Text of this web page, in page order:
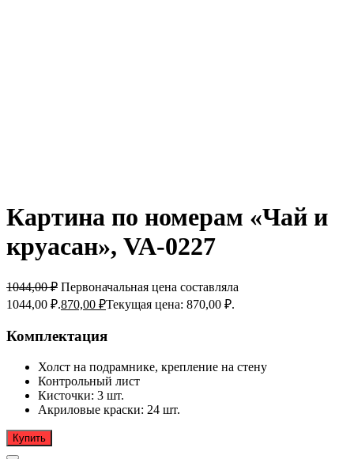
Картина по номерам «Чай и
круасан», VA-0227
1044,00₽ Первоначальная цена составляла
1044,00 ₽.870,00 ₽Текущая цена: 870,00 ₽.
Комплектация
Холст на подрамнике, крепление на стену
Контрольный лист
Кисточки: 3 шт.
Акриловые краски: 24 шт.
Купить